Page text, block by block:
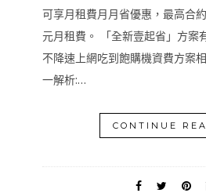
可享月租費月月省優惠，最高合
元月租費。 「全新壹起省」方案
不降速上網吃到飽購機資費方案
一解析:…
CONTINUE